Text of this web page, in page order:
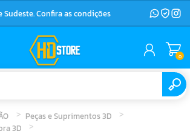
Sudeste. Confira as condições
0
Peças e Suprimentos 3D
3D